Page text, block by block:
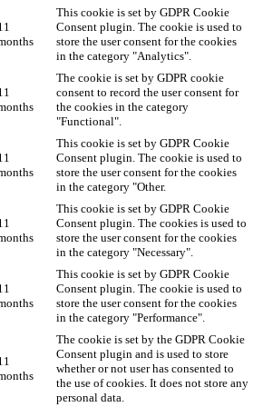
This cookie is set by GDPR Cookie
Consent plugin. The cookie is used to
store the user consent for the cookies
in the category "Analytics".
The cookie is set by GDPR cookie
consent to record the user consent for
the cookies in the category
"Functional".
This cookie is set by GDPR Cookie
Consent plugin. The cookie is used to
store the user consent for the cookies
in the category "Other.
This cookie is set by GDPR Cookie
Consent plugin. The cookies is used to
store the user consent for the cookies
in the category "Necessary".
This cookie is set by GDPR Cookie
Consent plugin. The cookie is used to
store the user consent for the cookies
in the category "Performance".
The cookie is set by the GDPR Cookie
Consent plugin and is used to store
whether or not user has consented to
the use of cookies. It does not store any
personal data.